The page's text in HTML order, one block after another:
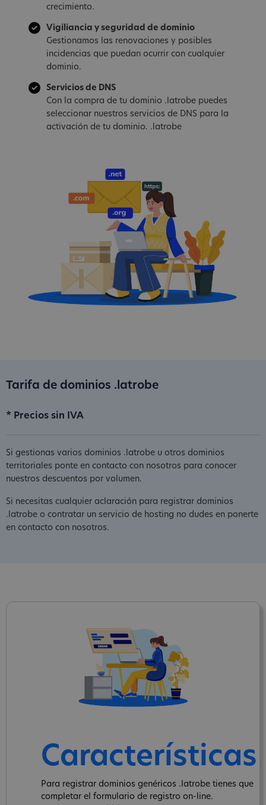
crecimiento.
Vigiliancia y seguridad de dominio
Gestionamos las renovaciones y posibles
incidencias que puedan ocurrir con cualquier
dominio.
Servicios de DNS
Con la compra de tu dominio .latrobe puedes
seleccionar nuestros servicios de DNS para la
activación de tu dominio. .latrobe
Tarifa de dominios .latrobe
* Precios sin IVA
Si gestionas varios dominios .latrobe u otros dominios
territoriales ponte en contacto con nosotros para conocer
nuestros descuentos por volumen.
Si necesitas cualquier aclaración para registrar dominios
.latrobe o contratar un servicio de hosting no dudes en ponerte
en contacto con nosotros.
Características
Para registrar dominios genéricos .latrobe tienes que
completar el formulario de registro on-line.